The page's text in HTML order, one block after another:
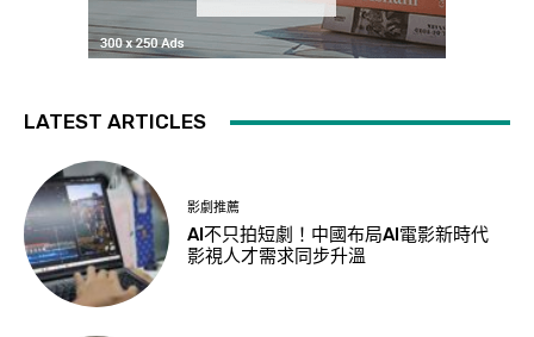
LATEST ARTICLES
影劇推薦
AI不只拍短劇！中國布局AI電影新時代
影視人才需求同步升溫